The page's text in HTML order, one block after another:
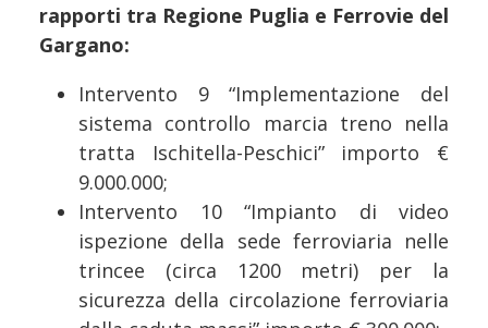
rapporti tra Regione Puglia e Ferrovie del
Gargano:
Intervento 9 “Implementazione del
sistema controllo marcia treno nella
tratta Ischitella-Peschici” importo €
9.000.000;
Intervento 10 “Impianto di video
ispezione della sede ferroviaria nelle
trincee (circa 1200 metri) per la
sicurezza della circolazione ferroviaria